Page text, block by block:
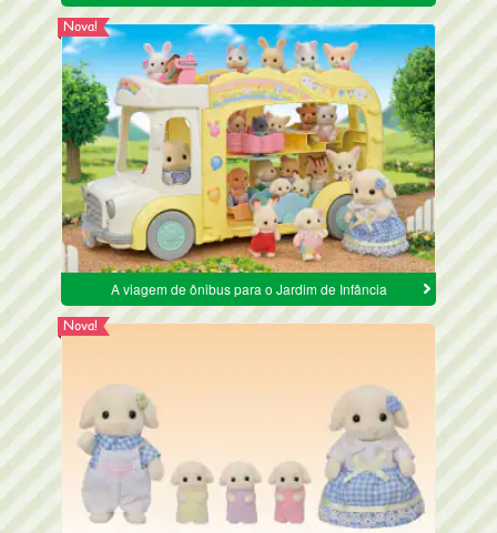
Nova!
A viagem de ônibus para o Jardim de Infância
Nova!